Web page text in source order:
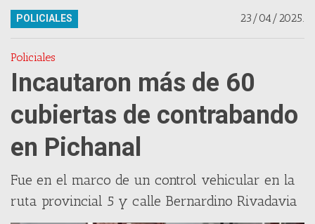
23/04/2025.
POLICIALES
Policiales
Incautaron más de 60
cubiertas de contrabando
en Pichanal
Fue en el marco de un control vehicular en la
ruta provincial 5 y calle Bernardino Rivadavia